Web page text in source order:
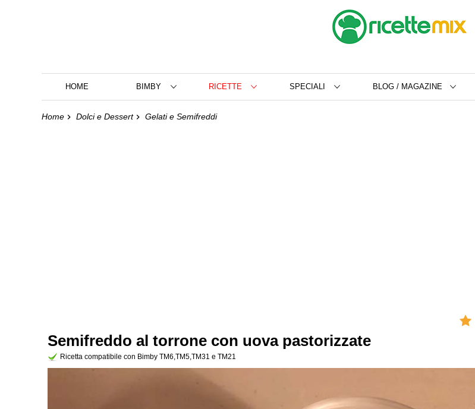
HOME BIMBY RICETTE SPECIALI BLOG / MAGAZINE
Home Dolci e Dessert Gelati e Semifreddi
Semifreddo al torrone con uova pastorizzate
Ricetta compatibile con Bimby TM6,TM5,TM31 e TM21